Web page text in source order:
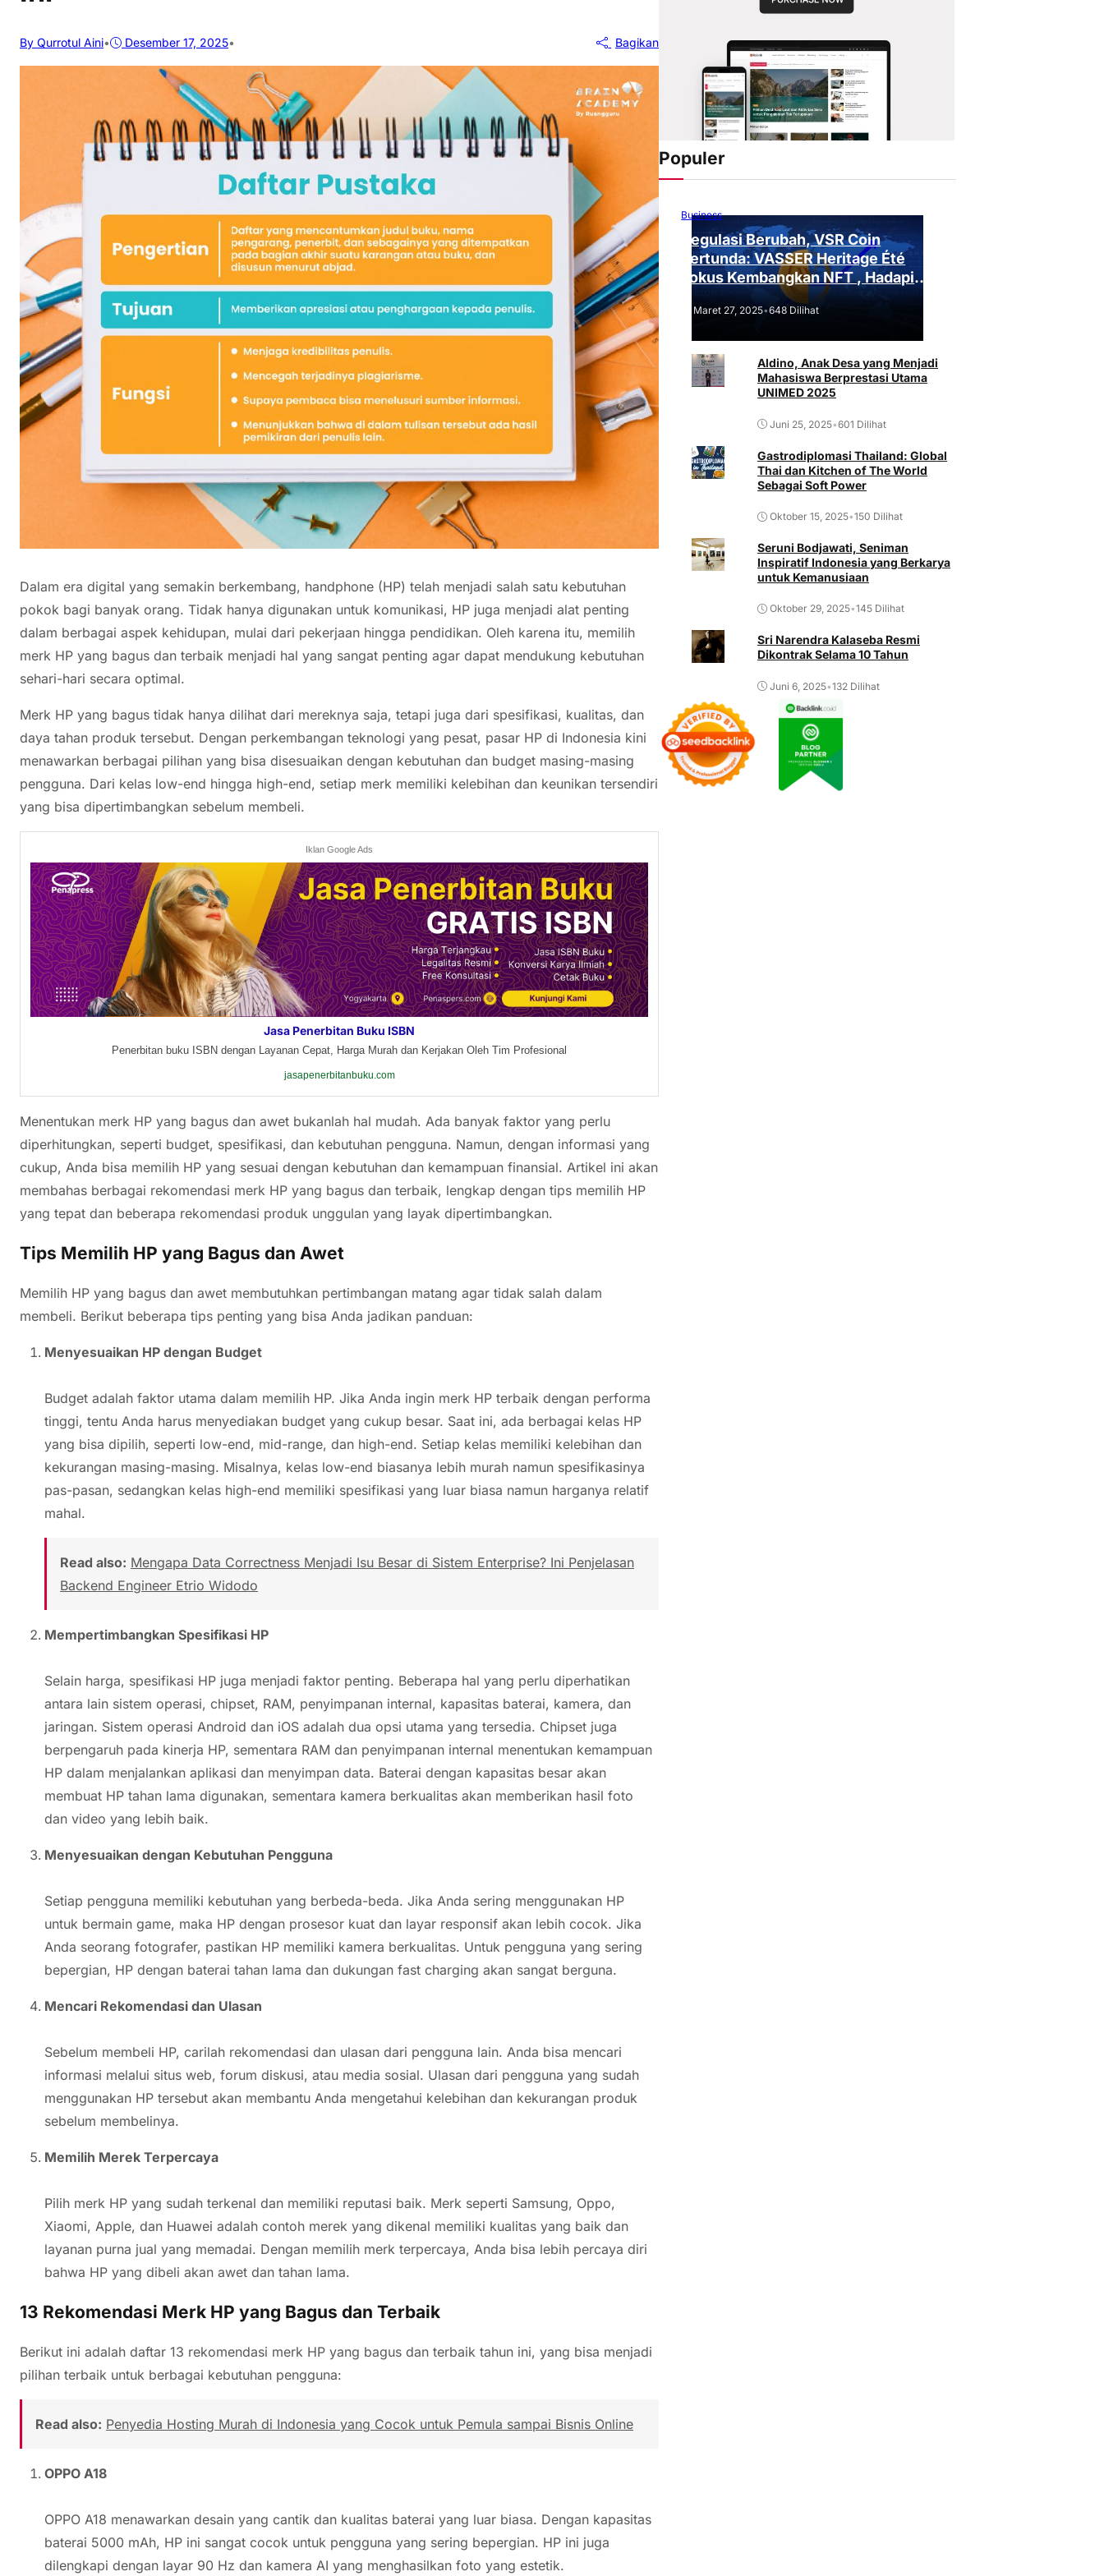
By Qurrotul Aini• Desember 17, 2025• Bagikan
Dalam era digital yang semakin berkembang, handphone (HP) telah menjadi salah satu kebutuhan
pokok bagi banyak orang. Tidak hanya digunakan untuk komunikasi, HP juga menjadi alat penting
dalam berbagai aspek kehidupan, mulai dari pekerjaan hingga pendidikan. Oleh karena itu, memilih
merk HP yang bagus dan terbaik menjadi hal yang sangat penting agar dapat mendukung kebutuhan
sehari-hari secara optimal.
Merk HP yang bagus tidak hanya dilihat dari mereknya saja, tetapi juga dari spesifikasi, kualitas, dan
daya tahan produk tersebut. Dengan perkembangan teknologi yang pesat, pasar HP di Indonesia kini
menawarkan berbagai pilihan yang bisa disesuaikan dengan kebutuhan dan budget masing-masing
pengguna. Dari kelas low-end hingga high-end, setiap merk memiliki kelebihan dan keunikan tersendiri
yang bisa dipertimbangkan sebelum membeli.
Iklan Google Ads
Jasa Penerbitan Buku ISBN
Penerbitan buku ISBN dengan Layanan Cepat, Harga Murah dan Kerjakan Oleh Tim Profesional
jasapenerbitanbuku.com
Menentukan merk HP yang bagus dan awet bukanlah hal mudah. Ada banyak faktor yang perlu
diperhitungkan, seperti budget, spesifikasi, dan kebutuhan pengguna. Namun, dengan informasi yang
cukup, Anda bisa memilih HP yang sesuai dengan kebutuhan dan kemampuan finansial. Artikel ini akan
membahas berbagai rekomendasi merk HP yang bagus dan terbaik, lengkap dengan tips memilih HP
yang tepat dan beberapa rekomendasi produk unggulan yang layak dipertimbangkan.
Tips Memilih HP yang Bagus dan Awet
Memilih HP yang bagus dan awet membutuhkan pertimbangan matang agar tidak salah dalam
membeli. Berikut beberapa tips penting yang bisa Anda jadikan panduan:
Menyesuaikan HP dengan Budget
Budget adalah faktor utama dalam memilih HP. Jika Anda ingin merk HP terbaik dengan performa
tinggi, tentu Anda harus menyediakan budget yang cukup besar. Saat ini, ada berbagai kelas HP
yang bisa dipilih, seperti low-end, mid-range, dan high-end. Setiap kelas memiliki kelebihan dan
kekurangan masing-masing. Misalnya, kelas low-end biasanya lebih murah namun spesifikasinya
pas-pasan, sedangkan kelas high-end memiliki spesifikasi yang luar biasa namun harganya relatif
mahal.
Read also: Mengapa Data Correctness Menjadi Isu Besar di Sistem Enterprise? Ini Penjelasan
Backend Engineer Etrio Widodo
Mempertimbangkan Spesifikasi HP
Selain harga, spesifikasi HP juga menjadi faktor penting. Beberapa hal yang perlu diperhatikan
antara lain sistem operasi, chipset, RAM, penyimpanan internal, kapasitas baterai, kamera, dan
jaringan. Sistem operasi Android dan iOS adalah dua opsi utama yang tersedia. Chipset juga
berpengaruh pada kinerja HP, sementara RAM dan penyimpanan internal menentukan kemampuan
HP dalam menjalankan aplikasi dan menyimpan data. Baterai dengan kapasitas besar akan
membuat HP tahan lama digunakan, sementara kamera berkualitas akan memberikan hasil foto
dan video yang lebih baik.
Menyesuaikan dengan Kebutuhan Pengguna
Setiap pengguna memiliki kebutuhan yang berbeda-beda. Jika Anda sering menggunakan HP
untuk bermain game, maka HP dengan prosesor kuat dan layar responsif akan lebih cocok. Jika
Anda seorang fotografer, pastikan HP memiliki kamera berkualitas. Untuk pengguna yang sering
bepergian, HP dengan baterai tahan lama dan dukungan fast charging akan sangat berguna.
Mencari Rekomendasi dan Ulasan
Sebelum membeli HP, carilah rekomendasi dan ulasan dari pengguna lain. Anda bisa mencari
informasi melalui situs web, forum diskusi, atau media sosial. Ulasan dari pengguna yang sudah
menggunakan HP tersebut akan membantu Anda mengetahui kelebihan dan kekurangan produk
sebelum membelinya.
Memilih Merek Terpercaya
Pilih merk HP yang sudah terkenal dan memiliki reputasi baik. Merk seperti Samsung, Oppo,
Xiaomi, Apple, dan Huawei adalah contoh merek yang dikenal memiliki kualitas yang baik dan
layanan purna jual yang memadai. Dengan memilih merk terpercaya, Anda bisa lebih percaya diri
bahwa HP yang dibeli akan awet dan tahan lama.
13 Rekomendasi Merk HP yang Bagus dan Terbaik
Berikut ini adalah daftar 13 rekomendasi merk HP yang bagus dan terbaik tahun ini, yang bisa menjadi
pilihan terbaik untuk berbagai kebutuhan pengguna:
Read also: Penyedia Hosting Murah di Indonesia yang Cocok untuk Pemula sampai Bisnis Online
OPPO A18
OPPO A18 menawarkan desain yang cantik dan kualitas baterai yang luar biasa. Dengan kapasitas
baterai 5000 mAh, HP ini sangat cocok untuk pengguna yang sering bepergian. HP ini juga
dilengkapi dengan layar 90 Hz dan kamera AI yang menghasilkan foto yang estetik.
Populer
Business
Regulasi Berubah, VSR Coin
Tertunda: VASSER Heritage Été
Fokus Kembangkan NFT , Hadapi
Tantangan Regulasi!
Maret 27, 2025•648 Dilihat
Aldino, Anak Desa yang Menjadi
Mahasiswa Berprestasi Utama
UNIMED 2025
Juni 25, 2025•601 Dilihat
Gastrodiplomasi Thailand: Global
Thai dan Kitchen of The World
Sebagai Soft Power
Oktober 15, 2025•150 Dilihat
Seruni Bodjawati, Seniman
Inspiratif Indonesia yang Berkarya
untuk Kemanusiaan
Oktober 29, 2025•145 Dilihat
Sri Narendra Kalaseba Resmi
Dikontrak Selama 10 Tahun
Juni 6, 2025•132 Dilihat